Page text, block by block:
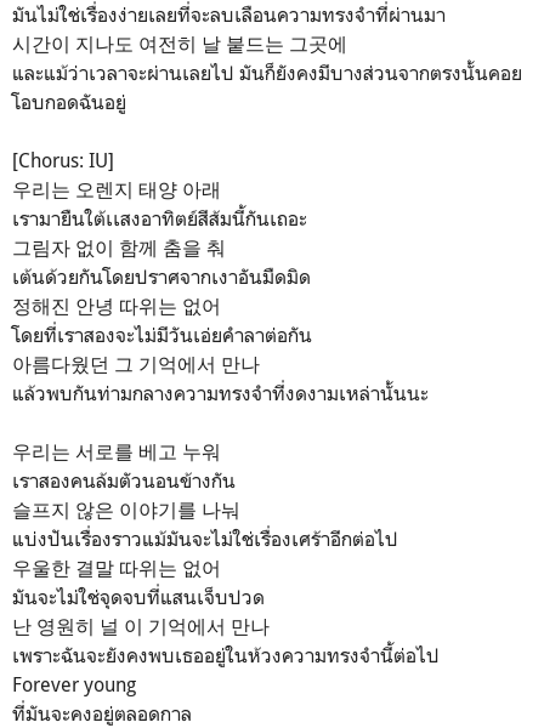
มันไม่ใช่เรื่องง่ายเลยที่จะลบเลือนความทรงจำที่ผ่านมา
시간이 지나도 여전히 날 붙드는 그곳에
และแม้ว่าเวลาจะผ่านเลยไป มันก็ยังคงมีบางส่วนจากตรงนั้นคอย
โอบกอดฉันอยู่
[Chorus: IU]
우리는 오렌지 태양 아래
เรามายืนใต้เเสงอาทิตย์สีส้มนี้กันเถอะ
그림자 없이 함께 춤을 춰
เต้นด้วยกันโดยปราศจากเงาอันมืดมิด
정해진 안녕 따위는 없어
โดยที่เราสองจะไม่มีวันเอ่ยคำลาต่อกัน
아름다웠던 그 기억에서 만나
แล้วพบกันท่ามกลางความทรงจำที่งดงามเหล่านั้นนะ
우리는 서로를 베고 누워
เราสองคนล้มตัวนอนข้างกัน
슬프지 않은 이야기를 나눠
แบ่งปันเรื่องราวแม้มันจะไม่ใช่เรื่องเศร้าอีกต่อไป
우울한 결말 따위는 없어
มันจะไม่ใช่จุดจบที่แสนเจ็บปวด
난 영원히 널 이 기억에서 만나
เพราะฉันจะยังคงพบเธออยู่ในห้วงความทรงจำนี้ต่อไป
Forever young
ที่มันจะคงอยู่ตลอดกาล